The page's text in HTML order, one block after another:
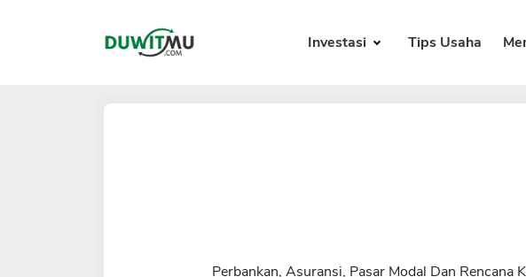
Investasi Tips Usaha
Perbankan, Asuransi, Pasar Modal Dan Rencana